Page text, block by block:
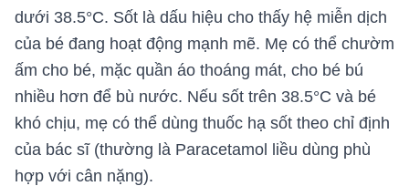
dưới 38.5°C. Sốt là dấu hiệu cho thấy hệ miễn dịch
của bé đang hoạt động mạnh mẽ. Mẹ có thể chườm
ấm cho bé, mặc quần áo thoáng mát, cho bé bú
nhiều hơn để bù nước. Nếu sốt trên 38.5°C và bé
khó chịu, mẹ có thể dùng thuốc hạ sốt theo chỉ định
của bác sĩ (thường là Paracetamol liều dùng phù
hợp với cân nặng).